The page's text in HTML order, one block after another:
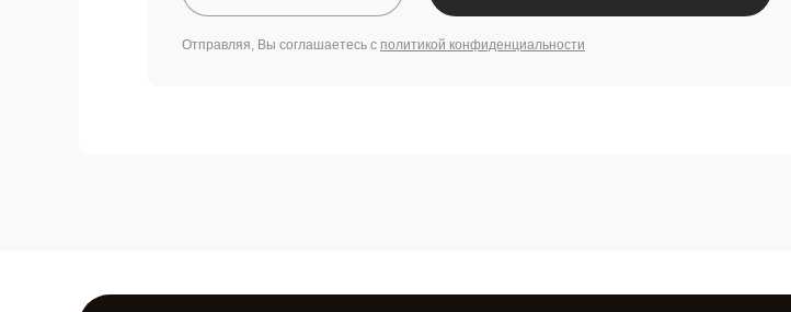
Отправляя, Вы соглашаетесь с политикой конфиденциальности